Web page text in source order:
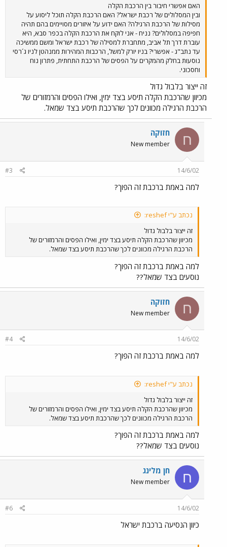
האם אפשרי חיבור בין הרכבת הקלה
ובין המסלולים של רכבת ישראל? האם הרכבת הקלה תוכל ליסוע על
מסילות של הרכבת הרגילה? האם ידוע על איזורים מסויימים בהם תהיה
חפיפה במסלולים? נניח - אני לוקח את הרכבת הקלה בכפר סבא, היא
עוברת דרך תל אביב, מתחברת למסילה של רכבת ישראל ומשם ממשיכה
עד נתב"ג - אפשרי? בניו יורק למשל, הרכבות המהירות ממנהטן לניו ג´רסי
נוסעות בחלק מהמקרים על הפסים של הרכבת התחתית, פתרון נוח
וחסכוני.
זה ייצור בלבול גדול
מכיוון שהרכבת הקלה תיסע בצד ימין, ואילו הפסים והרמזורים של
הרכבת הרגילה מכוונים לכך שהרכבת תיסע בצד שמאל.
ח חזוקה
New member
14/6/02
#3
למה באמת ברכבת זה הפוך?
נכתב ע"י reshef:
זה ייצור בלבול גדול
מכיוון שהרכבת הקלה תיסע בצד ימין, ואילו הפסים והרמזורים של
הרכבת הרגילה מכוונים לכך שהרכבת תיסע בצד שמאל.
למה באמת ברכבת זה הפוך?
נוסעים בצד שמאל??
ח חזוקה
New member
14/6/02
#4
למה באמת ברכבת זה הפוך?
נכתב ע"י reshef:
זה ייצור בלבול גדול
מכיוון שהרכבת הקלה תיסע בצד ימין, ואילו הפסים והרמזורים של
הרכבת הרגילה מכוונים לכך שהרכבת תיסע בצד שמאל.
למה באמת ברכבת זה הפוך?
נוסעים בצד שמאל??
ח חן מלינג
New member
14/6/02
#6
כיוון הנסיעה ברכבת ישראל